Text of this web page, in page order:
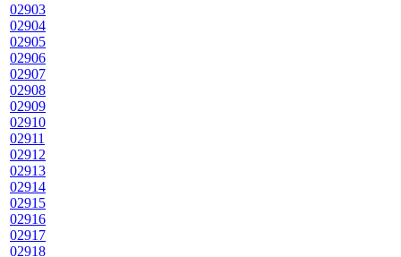
02903
02904
02905
02906
02907
02908
02909
02910
02911
02912
02913
02914
02915
02916
02917
02918